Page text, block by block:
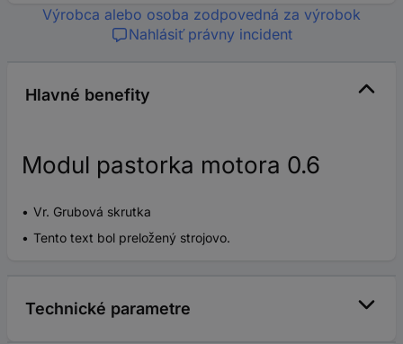
Výrobca alebo osoba zodpovedná za výrobok
Nahlásiť právny incident
Hlavné benefity
Modul pastorka motora 0.6
Vr. Grubová skrutka
Tento text bol preložený strojovo.
Technické parametre